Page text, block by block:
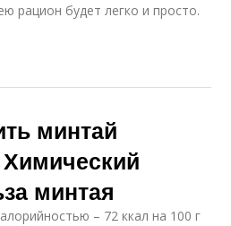
рацион будет легко и просто.
минтай
минтая
– 72 ккал на 100 г